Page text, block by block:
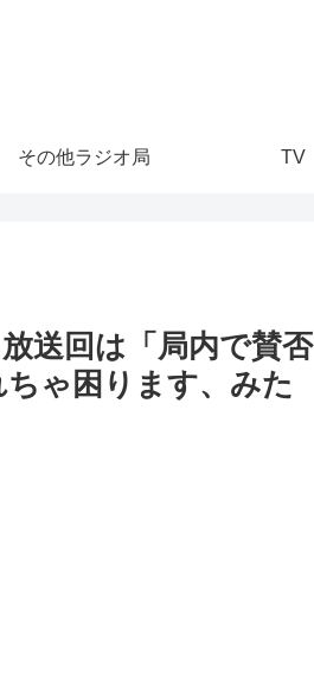
その他ラジオ局 TV
送回は「局内で賛否
ゃ困ります、みた